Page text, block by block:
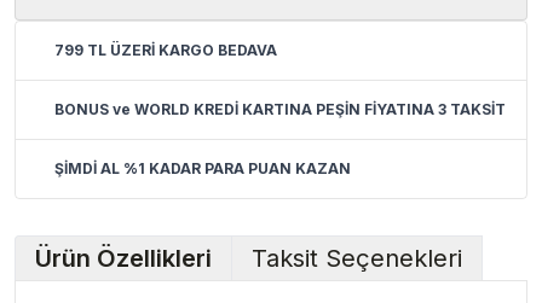
799 TL ÜZERİ KARGO BEDAVA
BONUS ve WORLD KREDİ KARTINA PEŞİN FİYATINA 3 TAKSİT
ŞİMDİ AL %1 KADAR PARA PUAN KAZAN
Ürün Özellikleri Taksit Seçenekleri